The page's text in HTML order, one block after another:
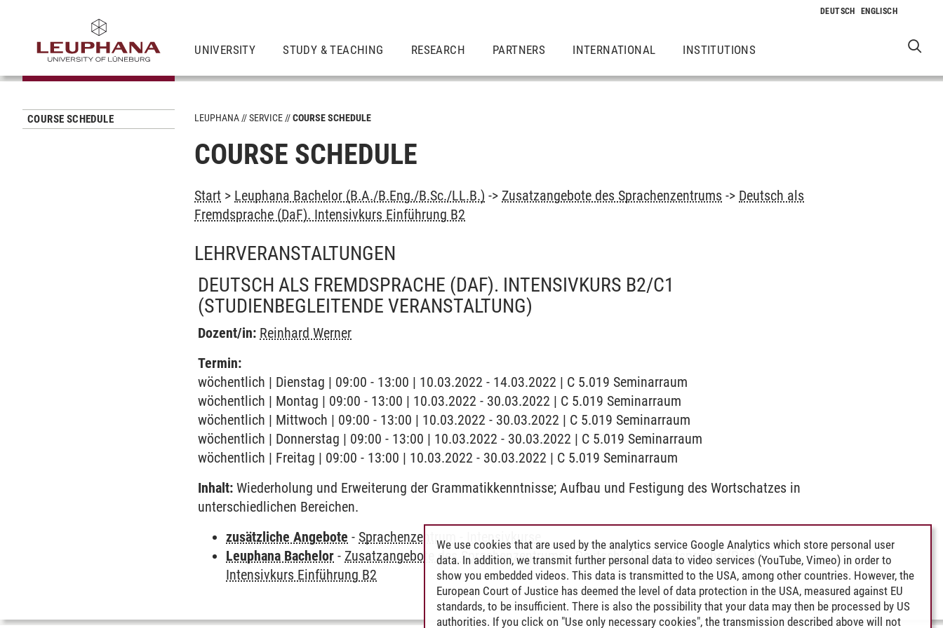
UNIVERSITY STUDY & TEACHING RESEARCH PARTNERS INTERNATIONAL INSTITUTIONS
COURSE SCHEDULE LEUPHANA SERVICE COURSE SCHEDULE
COURSE SCHEDULE
Start > Leuphana Bachelor (B.A./B.Eng./B.Sc./LL.B.) -> Zusatzangebote des Sprachenzentrums -> Deutsch als
Fremdsprache (DaF). Intensivkurs Einführung B2
LEHRVERANSTALTUNGEN
DEUTSCH ALS FREMDSPRACHE (DAF). INTENSIVKURS B2/C1
(STUDIENBEGLEITENDE VERANSTALTUNG)
Dozent/in: Reinhard Werner
Termin:
wöchentlich | Dienstag | 09:00 - 13:00 | 10.03.2022 - 14.03.2022 | C 5.019 Seminarraum
wöchentlich | Montag | 09:00 - 13:00 | 10.03.2022 - 30.03.2022 | C 5.019 Seminarraum
wöchentlich | Mittwoch | 09:00 - 13:00 | 10.03.2022 - 30.03.2022 | C 5.019 Seminarraum
wöchentlich | Donnerstag | 09:00 - 13:00 | 10.03.2022 - 30.03.2022 | C 5.019 Seminarraum
wöchentlich | Freitag | 09:00 - 13:00 | 10.03.2022 - 30.03.2022 | C 5.019 Seminarraum
Inhalt: Wiederholung und Erweiterung der Grammatikkenntnisse; Aufbau und Festigung des Wortschatzes in
unterschiedlichen Bereichen.
zusätzliche Angebote - Sprachenzentrum
Intensivkurse
Leuphana Bachelor - Zusatzangebote des Sprachenzentrums-Deutsch als Fremdsprache (DaF).
Intensivkurs Einführung B2
We use cookies that are used by the analytics service Google Analytics which store personal user
data. In addition, we transmit further personal data to video services (YouTube, Vimeo) in order to
show you embedded videos. This data is transmitted to the USA, among other countries. However, the
European Court of Justice has deemed the level of data protection in the USA, measured against EU
standards, to be insufficient. There is also the possibility that your data may then be processed by US
authorities. If you click on "Use only necessary cookies", the transmission described above will not